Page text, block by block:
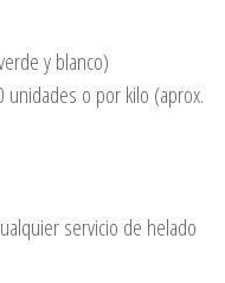
y blanco)
o por kilo (aprox.
servicio de helado